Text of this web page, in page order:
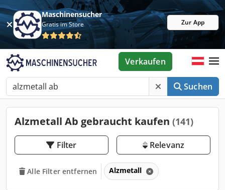
Maschinensucher
Gratis im Store Zur App
Suchen
Verkaufen
Alzmetall Ab gebraucht kaufen (141)
Filter Relevanz
Alle Filter entfernen Alzmetall